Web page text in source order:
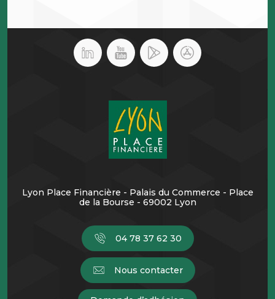
Lyon Place Financière - Palais du Commerce - Place
de la Bourse - 69002 Lyon
04 78 37 62 30
Nous contacter